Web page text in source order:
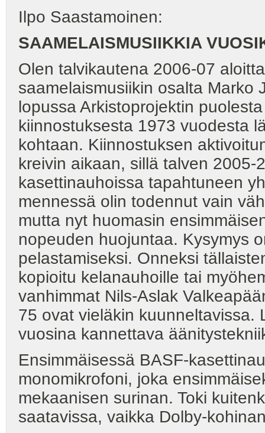
Ilpo Saastamoinen:
SAAMELAISMUSIIKKIA
Olen talvikautena 2006-07
saamelaismusiikin osalta Marko
lopussa Arkistoprojektin
kiinnostuksesta 1973 vuodesta
kohtaan. Kiinnostuksen
kreivin aikaan, sillä talven
kasettinauhoissa tapahtuneen
mennessä olin todennut vain
mutta nyt huomasin
nopeuden huojuntaa. Kysymys
pelastamiseksi. Onneksi
kopioitu kelanauhoille tai
vanhimmat Nils-Aslak
75 ovat vieläkin
vuosina kannettava
Ensimmäisessä BASF-
monomikrofoni, joka
mekaanisen surinan. Toki
saatavissa, vaikka Dolby-